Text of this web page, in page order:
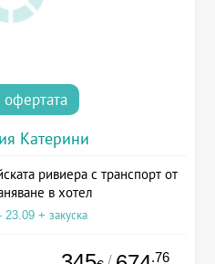
офертата
Катерини
ривиера с транспорт от
в хотел
23.09 + закуска
.76